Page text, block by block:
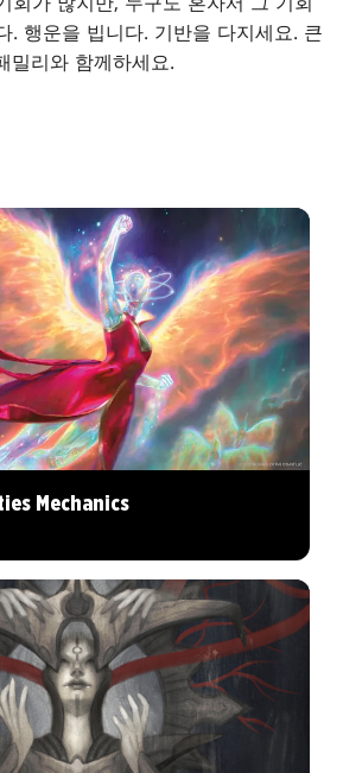
. 행운을 빕니다. 기반을 다지세요. 큰
밀리와 함께하세요.
Mechanics